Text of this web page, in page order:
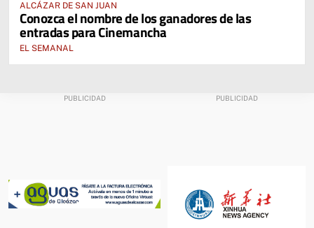
ALCÁZAR DE SAN JUAN
Conozca el nombre de los ganadores de las
entradas para Cinemancha
EL SEMANAL